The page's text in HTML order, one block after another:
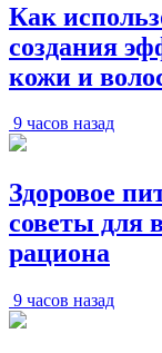
Как
создания
кожи и
9 часов назад
Здоровое
советы для
рациона
9 часов назад